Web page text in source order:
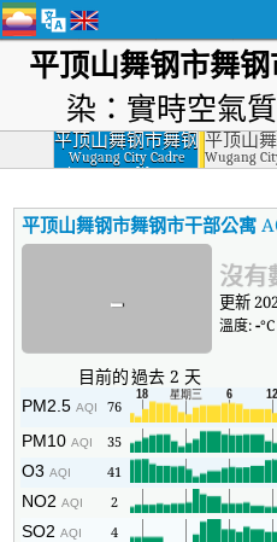
平顶山舞钢市舞
染：實時空氣質
平顶山舞钢市舞钢
市干部公寓
Wugang City Cadre
Apartment, Wugang
平顶山
Wugang
平顶山舞钢市舞钢市干部公寓
- 沒有
更新
溫度:-°C
目前的過去 2 天
PM2.5AQI 76
PM10AQI 35
O3AQI 41
NO2AQI 2
SO2AQI 4